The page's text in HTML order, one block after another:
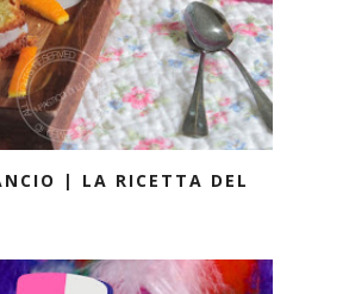
| LA RICETTA DEL